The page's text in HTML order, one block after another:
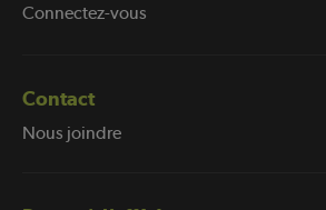
Connectez-vous
Contact
Nous joindre